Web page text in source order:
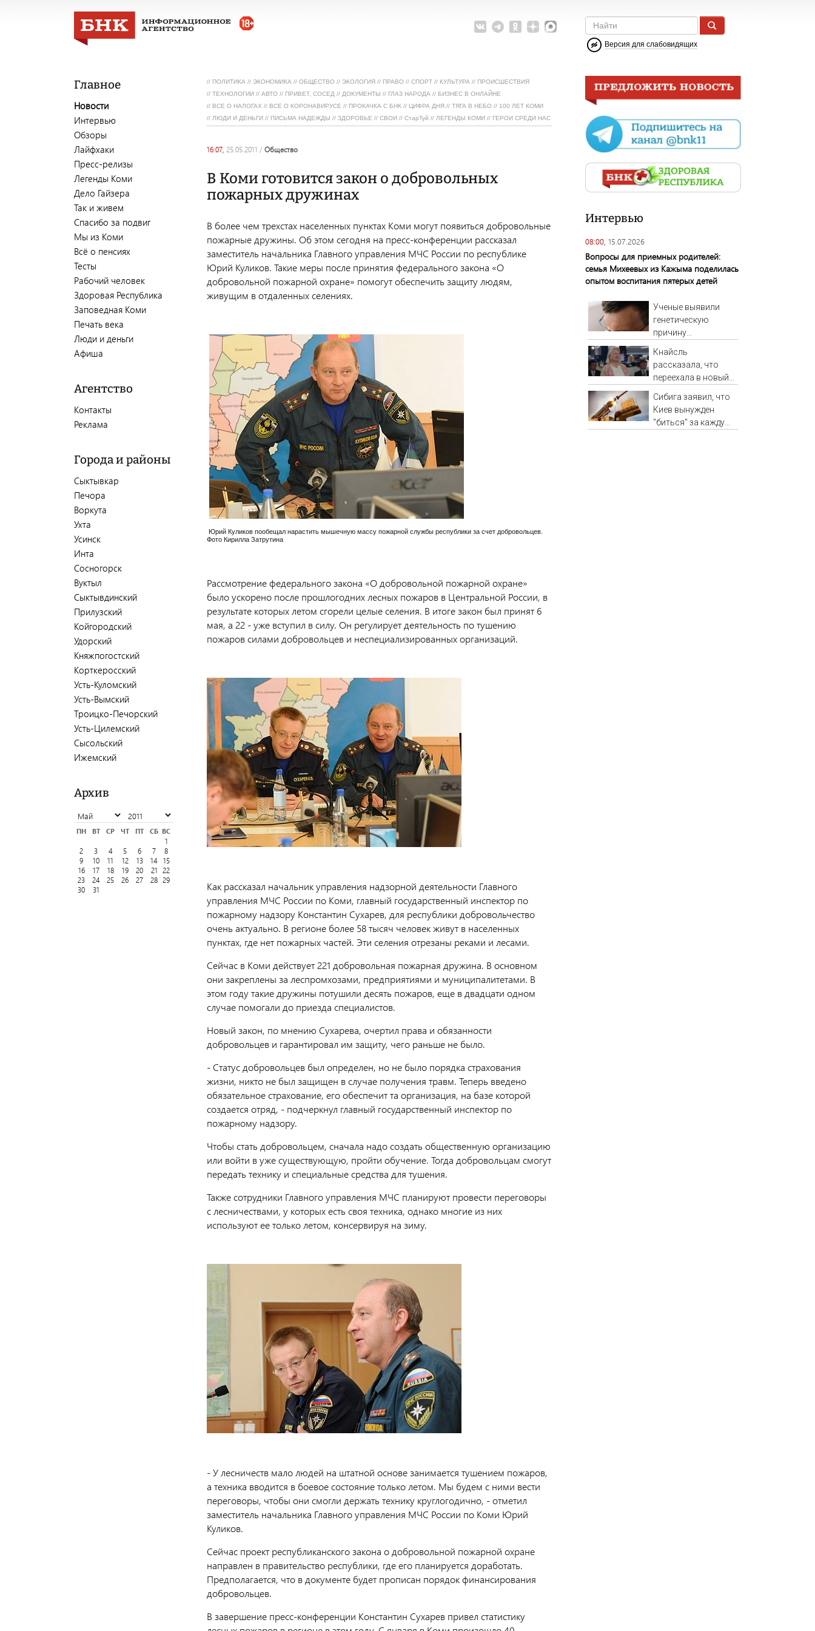
Версия для слабовидящих
Главное
Новости
Интервью
Обзоры
Лайфхаки
Пресс-релизы
Легенды Коми
Дело Гайзера
Так и живем
Спасибо за подвиг
Мы из Коми
Всё о пенсиях
Тесты
Рабочий человек
Здоровая Республика
Заповедная Коми
Печать века
Люди и деньги
Афиша
Агентство
Контакты
Реклама
Города и районы
Сыктывкар
Печора
Воркута
Ухта
Усинск
Инта
Сосногорск
Вуктыл
Сыктывдинский
Прилузский
Койгородский
Удорский
Княжпогостский
Корткеросский
Усть-Куломский
Усть-Вымский
Троицко-Печорский
Усть-Цилемский
Сысольский
Ижемский
Архив
ПН ВТ СР ЧТ ПТ СБ ВС
1
2
3 4 5 6 7
8
9
10 11 12 13 14 15
16
17 18 19 20 21 22
23
24 25 26 27 28 29
30
31
// ПОЛИТИКА // ЭКОНОМИКА // ОБЩЕСТВО // ЭКОЛОГИЯ // ПРАВО // СПОРТ // КУЛЬТУРА // ПРОИСШЕСТВИЯ
// ТЕХНОЛОГИИ // АВТО // ПРИВЕТ, СОСЕД // ДОКУМЕНТЫ // ГЛАЗ НАРОДА // БИЗНЕС В ОНЛАЙНЕ
// ВСЕ О НАЛОГАХ // ВСЕ О КОРОНАВИРУСЕ // ПРОКАЧКА С БНК // ЦИФРА ДНЯ // ТЯГА В НЕБО // 100 ЛЕТ КОМИ
// ЛЮДИ И ДЕНЬГИ // ПИСЬМА НАДЕЖДЫ // ЗДОРОВЬЕ // СВОИ // СтарТуй // ЛЕГЕНДЫ КОМИ // ГЕРОИ СРЕДИ НАС
16:07, 25.05.2011 / общество
В Коми готовится закон о добровольных
пожарных дружинах
В более чем трехстах населенных пунктах Коми могут появиться добровольные
пожарные дружины. Об этом сегодня на пресс-конференции рассказал
заместитель начальника Главного управления МЧС России по республике
Юрий Куликов. Такие меры после принятия федерального закона «О
добровольной пожарной охране» помогут обеспечить защиту людям,
живущим в отдаленных селениях.
Юрий Куликов пообещал нарастить мышечную массу пожарной службы республики за счет добровольцев.
Фото Кирилла Затрутина
Рассмотрение федерального закона «О добровольной пожарной охране»
было ускорено после прошлогодних лесных пожаров в Центральной России, в
результате которых летом сгорели целые селения. В итоге закон был принят 6
мая, а 22 - уже вступил в силу. Он регулирует деятельность по тушению
пожаров силами добровольцев и неспециализированных организаций.
Как рассказал начальник управления надзорной деятельности Главного
управления МЧС России по Коми, главный государственный инспектор по
пожарному надзору Константин Сухарев, для республики добровольчество
очень актуально. В регионе более 58 тысяч человек живут в населенных
пунктах, где нет пожарных частей. Эти селения отрезаны реками и лесами.
Сейчас в Коми действует 221 добровольная пожарная дружина. В основном
они закреплены за леспромхозами, предприятиями и муниципалитетами. В
этом году такие дружины потушили десять пожаров, еще в двадцати одном
случае помогали до приезда специалистов.
Новый закон, по мнению Сухарева, очертил права и обязанности
добровольцев и гарантировал им защиту, чего раньше не было.
- Статус добровольцев был определен, но не было порядка страхования
жизни, никто не был защищен в случае получения травм. Теперь введено
обязательное страхование, его обеспечит та организация, на базе которой
создается отряд, - подчеркнул главный государственный инспектор по
пожарному надзору.
Чтобы стать добровольцем, сначала надо создать общественную организацию
или войти в уже существующую, пройти обучение. Тогда добровольцам смогут
передать технику и специальные средства для тушения.
Также сотрудники Главного управления МЧС планируют провести переговоры
с лесничествами, у которых есть своя техника, однако многие из них
используют ее только летом, консервируя на зиму.
- У лесничеств мало людей на штатной основе занимается тушением пожаров,
а техника вводится в боевое состояние только летом. Мы будем с ними вести
переговоры, чтобы они смогли держать технику круглогодично, - отметил
заместитель начальника Главного управления МЧС России по Коми Юрий
Куликов.
Сейчас проект республиканского закона о добровольной пожарной охране
направлен в правительство республики, где его планируется доработать.
Предполагается, что в документе будет прописан порядок финансирования
добровольцев.
В завершение пресс-конференции Константин Сухарев привел статистику
Интервью
08:00, 15.07.2026
Вопросы для приемных родителей:
семья Михеевых из Кажыма поделилась
опытом воспитания пятерых детей
Ученые выявили
генетическую
причину
потливости
Кнайсль
рассказала, что
переехала в новый
области - Новости
на Вести.ru
Сибига заявил, что
Киев вынужден
"биться" за каждую